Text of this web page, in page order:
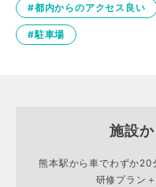
#都内からのアクセス良い
#駐車場
施設
熊本駅から車でわずか20
研修プラン